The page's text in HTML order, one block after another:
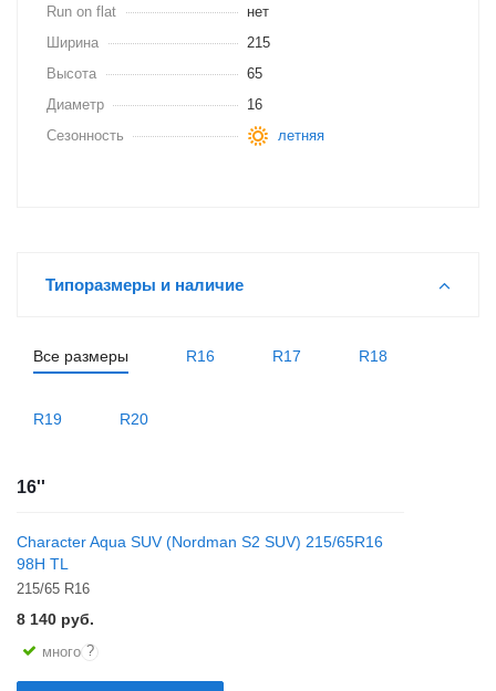
Run on flat
нет
Ширина
215
Высота
65
Диаметр
16
Сезонность
летняя
Типоразмеры и наличие
Все размеры R16 R17 R18
R19 R20
16''
Character Aqua SUV (Nordman S2 SUV) 215/65R16
98H TL
215/65 R16
8 140 руб.
много ?